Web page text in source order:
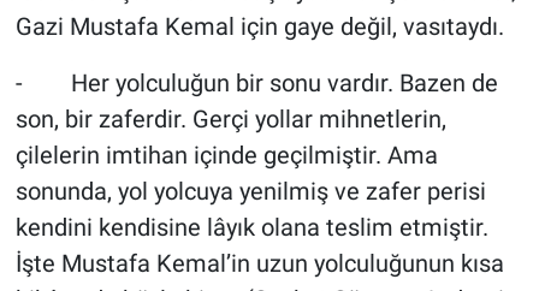
Gazi Mustafa Kemal için gaye değil, vasıtaydı.
- Her yolculuğun bir sonu vardır. Bazen de
son, bir zaferdir. Gerçi yollar mihnetlerin,
çilelerin imtihan içinde geçilmiştir. Ama
sonunda, yol yolcuya yenilmiş ve zafer perisi
kendini kendisine lâyık olana teslim etmiştir.
İşte Mustafa Kemal’in uzun yolculuğunun kısa